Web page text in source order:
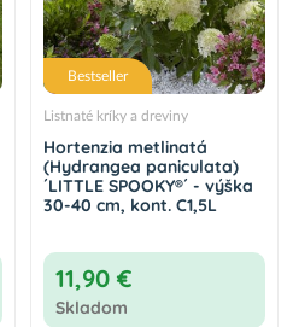
Bestseller
Listnaté kríky a dreviny
Hortenzia metlinatá
(Hydrangea paniculata)
´LITTLE SPOOKY®´ - výška
30-40 cm, kont. C1,5L
11,90 €
Skladom